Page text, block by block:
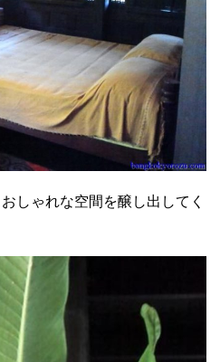
しゃれな空間を醸し出してく